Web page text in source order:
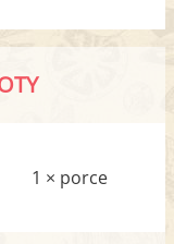
1 × porce